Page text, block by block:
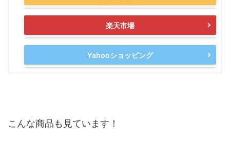
楽天市場
Yahooショッピング
こんな商品も見ています！